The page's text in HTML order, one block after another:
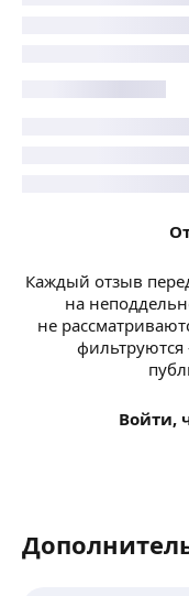
Каждый отзыв
на
не
Войти,